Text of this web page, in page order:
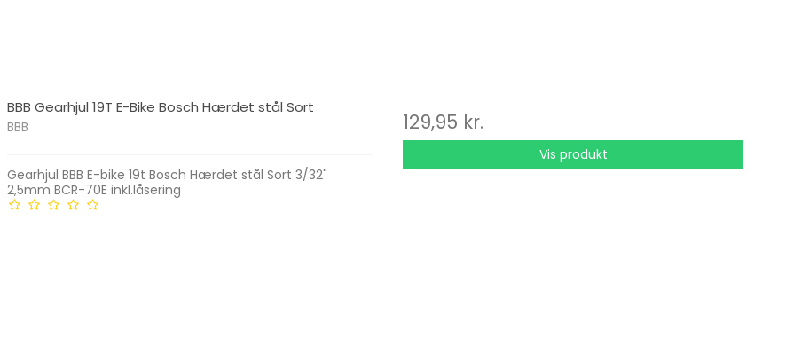
BBB Gearhjul 19T E-Bike Bosch Hærdet stål Sort
BBB
Gearhjul BBB E-bike 19t Bosch Hærdet stål Sort 3/32"
2,5mm BCR-70E inkl.låsering
129,95 kr.
Vis produkt